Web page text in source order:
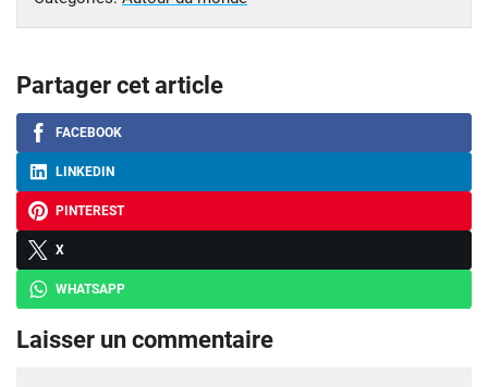
Partager cet article
FACEBOOK
LINKEDIN
PINTEREST
X
WHATSAPP
Laisser un commentaire